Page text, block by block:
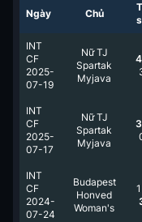
Ngày Chủ
INT
CF
2025-
07-19
Nữ TJ
Spartak
Myjava
4
INT
CF
2025-
07-17
Nữ TJ
Spartak
Myjava
3
INT
CF
2024-
07-24
Budapest
Honved
Woman's
1